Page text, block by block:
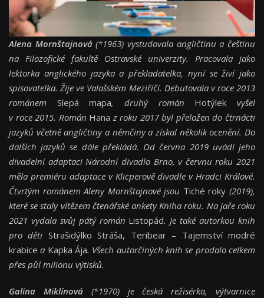
Alena Mornštajnová(*1963) vystudovala angličtinu a češtinu
na Filozofické fakultě Ostravské univerzity. Pracovala jako
lektorka anglického jazyka a překladatelka, nyní se živí jako
spisovatelka. Žije ve Valašském Meziříčí. Debutovala v roce 2013
románem Slepá mapa, druhý román Hotýlek vyšel
v roce 2015. Román Hana z roku 2017 byl přeložen do čtrnácti
jazyků včetně angličtiny a němčiny a získal několik ocenění. Do
dalších jazyků se dále překládá. Od června 2019 uvádí jeho
divadelní adaptaci Národní divadlo Brno, v červnu roku 2021
měla premiéru adaptace v Klicperově divadle v Hradci Králové.
Čtvrtým románem Aleny Mornštajnové jsou Tiché roky (2019),
které se staly vítězem čtenářské ankety Kniha roku. Na jaře roku
2021 vydala svůj pátý román Listopád. Je také autorkou knih
pro děti Strašidýlko Stráša, Teribear – Tajemství modré
krabice a Kapka Ája. Všech autorčiných knih se prodalo celkem
přes půl milionu výtisků.
Galina Miklínová(*1970) je česká režisérka, výtvarnice